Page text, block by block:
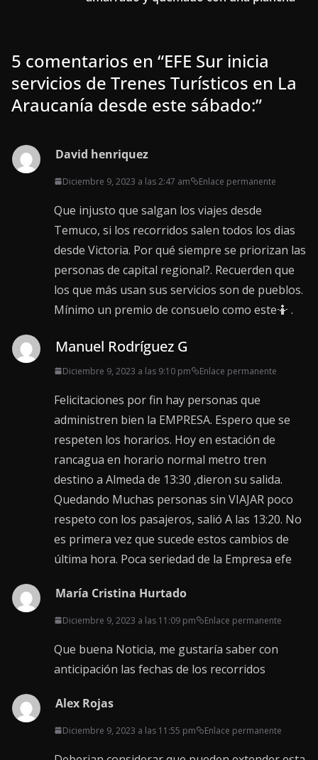
5 comentarios en “EFE Sur inicia
servicios de Trenes Turísticos en La
Araucanía desde este sábado:”
David henriquez
Diciembre 9, 2023 a las 2:47 am Enlace permanente
Que injusto que salgan los viajes desde
Temuco, si los recorridos salen todos los dias
desde Victoria. Por qué siempre se priorizan las
personas de capital regional?. Recuerden que
los que más usan sus servicios son de pueblos.
Mínimo un premio de consuelo como este🤷 .
Manuel Rodríguez G
Diciembre 9, 2023 a las 9:10 pm Enlace permanente
Felicitaciones por fin hay personas que
administren bien la EMPRESA. Espero que se
respeten los horarios. Hoy en estación de
rancagua en horario normal metro tren
destino a Almeda de 13:30 ,dieron su salida.
Quedando Muchas personas sin VIAJAR poco
respeto con los pasajeros, salió A las 13:20. No
es primera vez que sucede estos cambios de
última hora. Poca seriedad de la Empresa efe
María Cristina Hurtado
Diciembre 9, 2023 a las 11:09 pm Enlace permanente
Que buena Noticia, me gustaría saber con
anticipación las fechas de los recorridos
Alex Rojas
Diciembre 9, 2023 a las 11:55 pm Enlace permanente